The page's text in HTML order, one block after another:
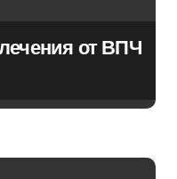
от ВПЧ